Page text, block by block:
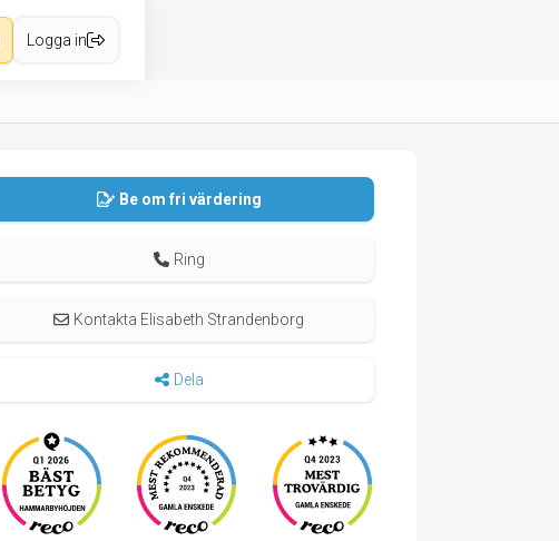
Logga in
Be om fri värdering
Ring
Kontakta Elisabeth Strandenborg
Dela